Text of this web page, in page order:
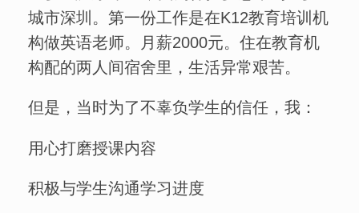
城市深圳。第一份工作是在K12教育培训机
构做英语老师。月薪2000元。住在教育机
构配的两人间宿舍里，生活异常艰苦。
但是，当时为了不辜负学生的信任，我：
用心打磨授课内容
积极与学生沟通学习进度